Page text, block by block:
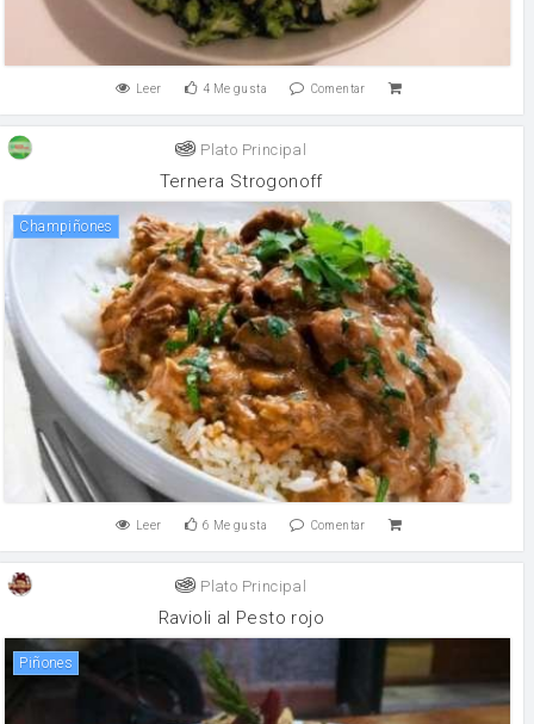
Leer 4 Me gusta Comentar
Plato Principal
Ternera Strogonoff
champiñones
Leer 6 Me gusta Comentar
Plato Principal
Ravioli al Pesto rojo
Piñones